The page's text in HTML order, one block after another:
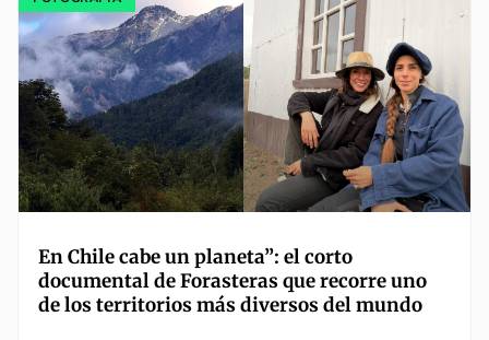
En Chile cabe un planeta”: el corto
documental de Forasteras que recorre uno
de los territorios más diversos del mundo